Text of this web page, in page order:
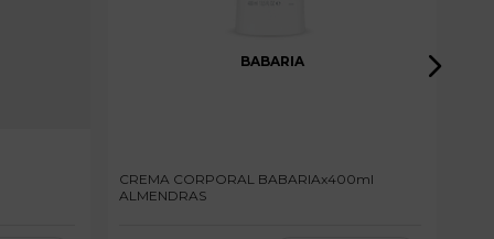
BABARIA
CREMA CORPORAL BABARIAx400ml
ALMENDRAS